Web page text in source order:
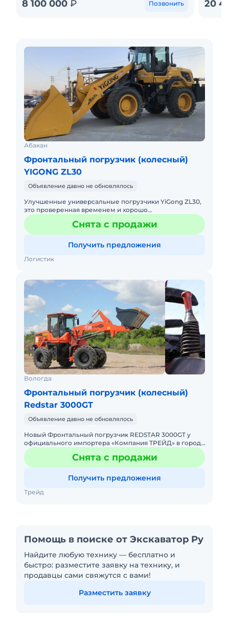
8 100 000 ₽ Позвонить 20
Абакан
Фронтальный погрузчик (колесный)
YIGONG ZL30
Объявление давно не обновлялось
Улучшенные универсальные погрузчики YiGong ZL30,
это проверенная временем и хорошо
зарекомендовавшая себя в России техника.
Минимальные отличия от аналогов этог
Снята с продажи
Получить предложения
Логистик
Вологда
Фронтальный погрузчик (колесный)
Redstar 3000GT
Объявление давно не обновлялось
Новый Фронтальный погрузчик REDSTAR 3000GT у
официального импортера «Компания ТРЕЙД» в городе
Вологда Стоимость привязана к курсу доллара,
актуальную цену узнавСнята с продажи
Получить предложения
Трейд
Помощь в поиске от Экскаватор Ру
Найдите любую технику — бесплатно и
быстро: разместите заявку на технику, и
продавцы сами свяжутся с вами!
Разместить заявку